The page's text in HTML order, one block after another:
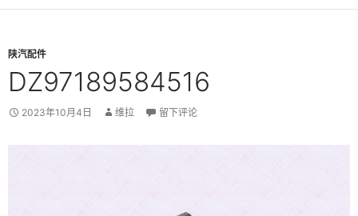
陕汽配件
DZ97189584516
2023年10月4日 维拉 留下评论